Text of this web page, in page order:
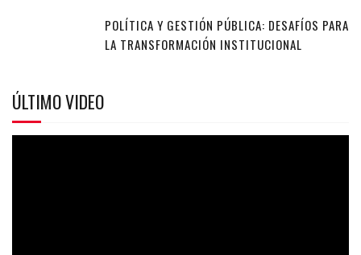
POLÍTICA Y GESTIÓN PÚBLICA: DESAFÍOS PARA
LA TRANSFORMACIÓN INSTITUCIONAL
ÚLTIMO VIDEO